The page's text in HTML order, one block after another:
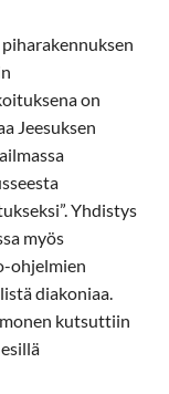
on
Jeesuksen
Yhdistys
myös
ohjelmien
diakoniaa.
kutsuttiin